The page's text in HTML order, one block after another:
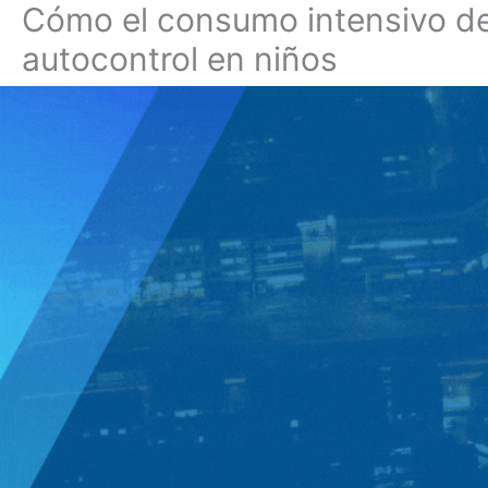
contenido
Cómo el consumo intensivo
autocontrol en niños